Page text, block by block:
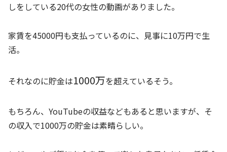
しをしている20代の女性の動画がありました。
家賃を45000円も支払っているのに、見事に10万円で生
活。
それなのに貯金は1000万を超えているそう。
もちろん、YouTubeの収益などもあると思いますが、そ
の収入で1000万の貯金は素晴らしい。